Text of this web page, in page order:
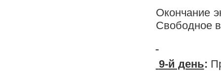
Окончание
Свободное
9-й день: